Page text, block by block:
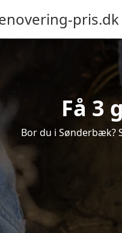
pris.dk
Få 3
Bor du i Sønderbæk?